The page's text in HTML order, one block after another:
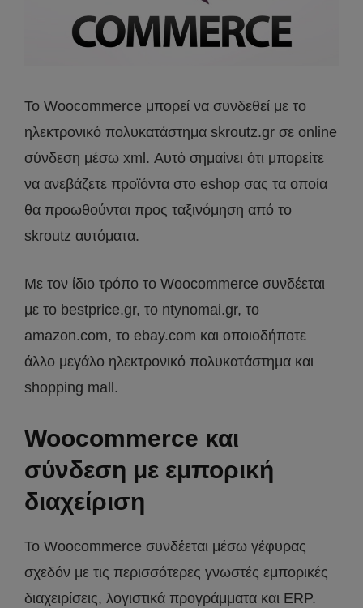
Το Woocommerce μπορεί να συνδεθεί με το
ηλεκτρονικό πολυκατάστημα skroutz.gr σε online
σύνδεση μέσω xml. Αυτό σημαίνει ότι μπορείτε
να ανεβάζετε προϊόντα στο eshop σας τα οποία
θα προωθούνται προς ταξινόμηση από το
skroutz αυτόματα.
Με τον ίδιο τρόπο το Woocommerce συνδέεται
με το bestprice.gr, το ntynomai.gr, το
amazon.com, το ebay.com και οποιοδήποτε
άλλο μεγάλο ηλεκτρονικό πολυκατάστημα και
shopping mall.
Woocommerce και
σύνδεση με εμπορική
διαχείριση
To Woocommerce συνδέεται μέσω γέφυρας
σχεδόν με τις περισσότερες γνωστές εμπορικές
διαχειρίσεις, λογιστικά προγράμματα και ERP.